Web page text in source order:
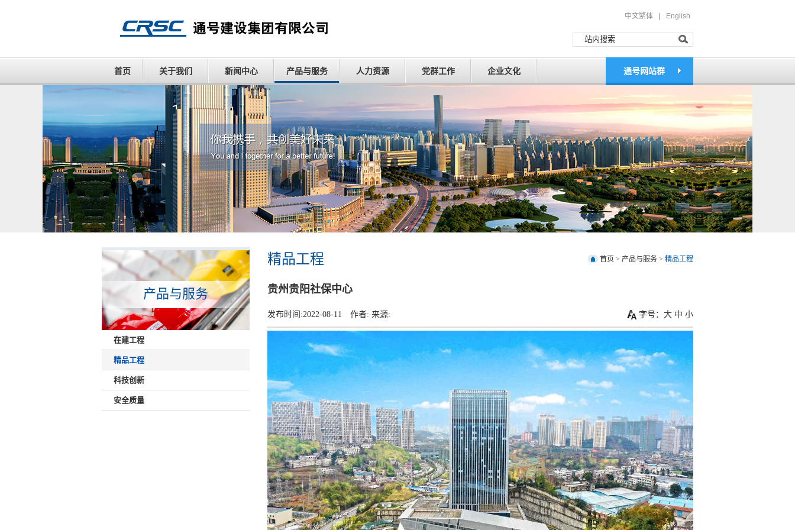
中文繁体 | English
首页 关于我们 新闻中心 产品与服务 人力资源 党群工作 企业文化 通号网站群
产品与服务
在建工程
精品工程
科技创新
安全质量
首页 > 产品与服务 > 精品工程
精品工程
贵州贵阳社保中心
发布时间:2022-08-11 作者: 来源: 字号： 大 中 小